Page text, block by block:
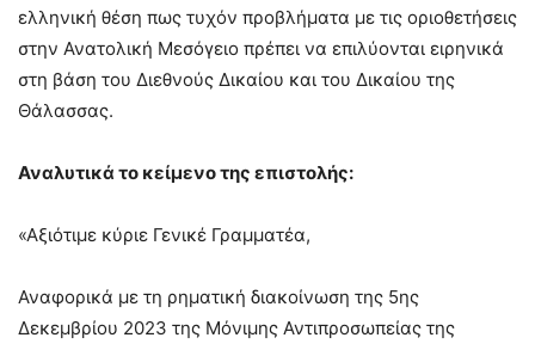
ελληνική θέση πως τυχόν προβλήματα με τις οριοθετήσεις
στην Ανατολική Μεσόγειο πρέπει να επιλύονται ειρηνικά
στη βάση του Διεθνούς Δικαίου και του Δικαίου της
Θάλασσας.
Αναλυτικά το κείμενο της επιστολής:
«Αξιότιμε κύριε Γενικέ Γραμματέα,
Αναφορικά με τη ρηματική διακοίνωση της 5ης
Δεκεμβρίου 2023 της Μόνιμης Αντιπροσωπείας της